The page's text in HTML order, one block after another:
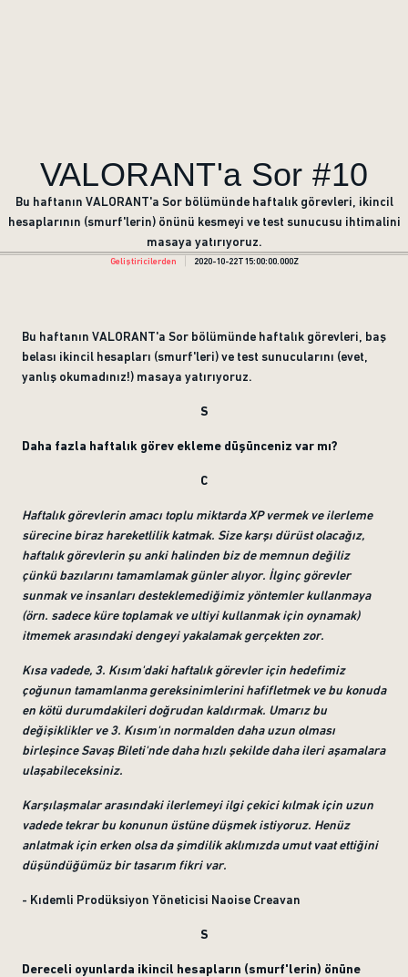
VALORANT'a Sor #10
Bu haftanın VALORANT'a Sor bölümünde haftalık görevleri, ikincil
hesaplarının (smurf'lerin) önünü kesmeyi ve test sunucusu ihtimalini
masaya yatırıyoruz.
Geliştiricilerden 2020-10-22T15:00:00.000Z
Bu haftanın VALORANT'a Sor bölümünde haftalık görevleri, baş
belası ikincil hesapları (smurf'leri) ve test sunucularını (evet,
yanlış okumadınız!) masaya yatırıyoruz.
S
Daha fazla haftalık görev ekleme düşünceniz var mı?
C
Haftalık görevlerin amacı toplu miktarda XP vermek ve ilerleme
sürecine biraz hareketlilik katmak. Size karşı dürüst olacağız,
haftalık görevlerin şu anki halinden biz de memnun değiliz
çünkü bazılarını tamamlamak günler alıyor. İlginç görevler
sunmak ve insanları desteklemediğimiz yöntemler kullanmaya
(örn. sadece küre toplamak ve ultiyi kullanmak için oynamak)
itmemek arasındaki dengeyi yakalamak gerçekten zor.
Kısa vadede, 3. Kısım'daki haftalık görevler için hedefimiz
çoğunun tamamlanma gereksinimlerini hafifletmek ve bu konuda
en kötü durumdakileri doğrudan kaldırmak. Umarız bu
değişiklikler ve 3. Kısım'ın normalden daha uzun olması
birleşince Savaş Bileti'nde daha hızlı şekilde daha ileri aşamalara
ulaşabileceksiniz.
Karşılaşmalar arasındaki ilerlemeyi ilgi çekici kılmak için uzun
vadede tekrar bu konunun üstüne düşmek istiyoruz. Henüz
anlatmak için erken olsa da şimdilik aklımızda umut vaat ettiğini
düşündüğümüz bir tasarım fikri var.
- Kıdemli Prodüksiyon Yöneticisi Naoise Creavan
S
Dereceli oyunlarda ikincil hesapların (smurf'lerin) önüne